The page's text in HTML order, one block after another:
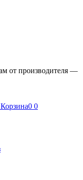
от производителя —
Корзина0 0